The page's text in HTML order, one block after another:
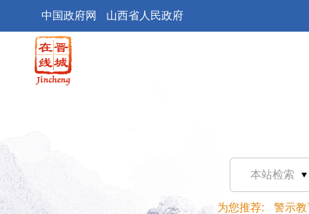
中国政府网 山西省人民政府
本站检索
为您推荐: 警示教